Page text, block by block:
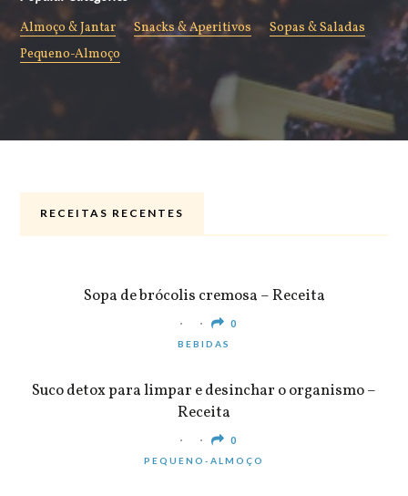
Almoço & Jantar Snacks & Aperitivos
Sopas & Saladas
Pequeno-Almoço
RECEITAS RECENTES
Sopa de brócolis cremosa – Receita
0
BEBIDAS
Suco detox para limpar e desinchar o organismo –
Receita
0
PEQUENO-ALMOÇO